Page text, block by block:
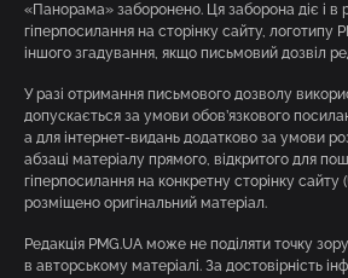
«Панорама» заборонено. Ця заборона діє і в
гіперпосилання на сторінку сайту, логотипу
іншого згадування, якщо письмовий дозвіл
У разі отримання письмового дозволу
допускається за умови обов’язкового
а для інтернет-видань додатково за умови
абзаці матеріалу прямого, відкритого для
гіперпосилання на конкретну сторінку сайту
розміщено оригінальний матеріал.
Редакція PMG.UA може не поділяти точку
в авторському матеріалі. За достовірність